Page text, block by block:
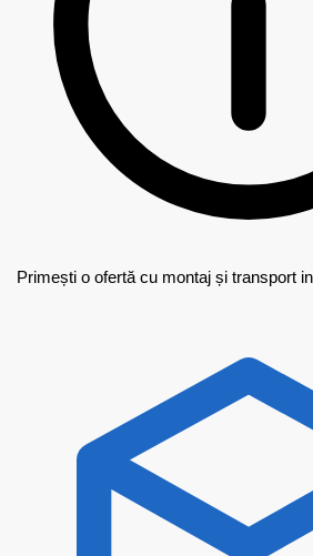
Primești o ofertă cu montaj și transport